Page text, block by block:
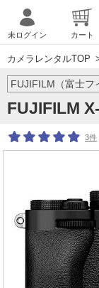
未ログイン カート
カメラレンタルTOP
FUJIFILM（富士フ
FUJIFILM
3件